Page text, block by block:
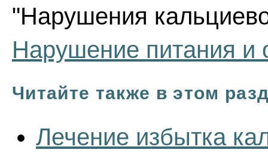
"Нарушения
Нарушение питания и
Читайте также в этом
Лечение избытка